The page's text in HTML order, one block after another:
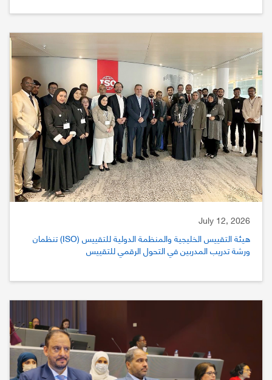
July 12, 2026
هيئة التقييس الخليجية والمنظمة الدولية للتقييس (ISO) تنظمان
ورشة تدريب المدربين في التحول الرقمي للتقييس